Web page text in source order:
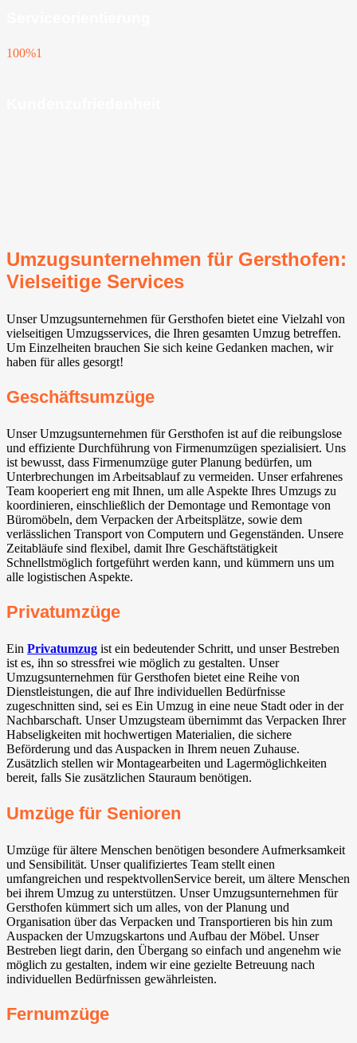
100%1
Umzugsunternehmen für Gersthofen:
Vielseitige Services
Unser Umzugsunternehmen für Gersthofen bietet eine Vielzahl von
vielseitigen Umzugsservices, die Ihren gesamten Umzug betreffen.
Um Einzelheiten brauchen Sie sich keine Gedanken machen, wir
haben für alles gesorgt!
Geschäftsumzüge
Unser Umzugsunternehmen für Gersthofen ist auf die reibungslose
und effiziente Durchführung von Firmenumzügen spezialisiert. Uns
ist bewusst, dass Firmenumzüge guter Planung bedürfen, um
Unterbrechungen im Arbeitsablauf zu vermeiden. Unser erfahrenes
Team kooperiert eng mit Ihnen, um alle Aspekte Ihres Umzugs zu
koordinieren, einschließlich der Demontage und Remontage von
Büromöbeln, dem Verpacken der Arbeitsplätze, sowie dem
verlässlichen Transport von Computern und Gegenständen. Unsere
Zeitabläufe sind flexibel, damit Ihre Geschäftstätigkeit
Schnellstmöglich fortgeführt werden kann, und kümmern uns um
alle logistischen Aspekte.
Privatumzüge
Ein Privatumzug ist ein bedeutender Schritt, und unser Bestreben
ist es, ihn so stressfrei wie möglich zu gestalten. Unser
Umzugsunternehmen für Gersthofen bietet eine Reihe von
Dienstleistungen, die auf Ihre individuellen Bedürfnisse
zugeschnitten sind, sei es Ein Umzug in eine neue Stadt oder in der
Nachbarschaft. Unser Umzugsteam übernimmt das Verpacken Ihrer
Habseligkeiten mit hochwertigen Materialien, die sichere
Beförderung und das Auspacken in Ihrem neuen Zuhause.
Zusätzlich stellen wir Montagearbeiten und Lagermöglichkeiten
bereit, falls Sie zusätzlichen Stauraum benötigen.
Umzüge für Senioren
Umzüge für ältere Menschen benötigen besondere Aufmerksamkeit
und Sensibilität. Unser qualifiziertes Team stellt einen
umfangreichen und respektvollenService bereit, um ältere Menschen
bei ihrem Umzug zu unterstützen. Unser Umzugsunternehmen für
Gersthofen kümmert sich um alles, von der Planung und
Organisation über das Verpacken und Transportieren bis hin zum
Auspacken der Umzugskartons und Aufbau der Möbel. Unser
Bestreben liegt darin, den Übergang so einfach und angenehm wie
möglich zu gestalten, indem wir eine gezielte Betreuung nach
individuellen Bedürfnissen gewährleisten.
Fernumzüge